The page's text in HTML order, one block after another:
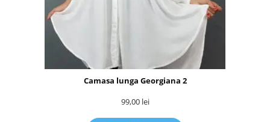
Camasa lunga Georgiana 2
99,00 lei